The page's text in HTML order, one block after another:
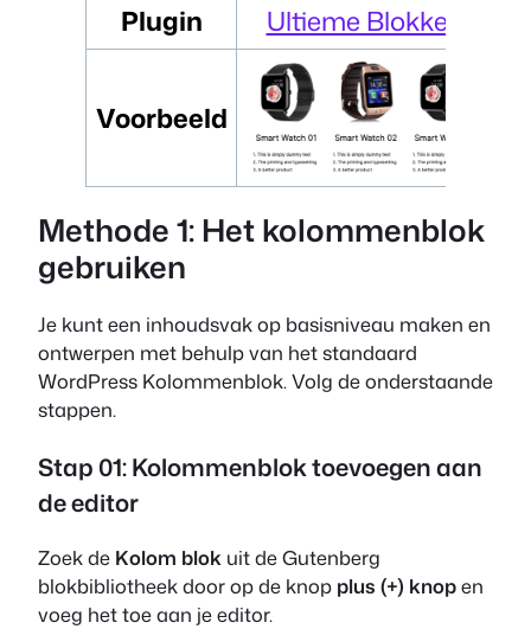
Plugin
Ultieme Blokken
Voorbeeld
Methode 1: Het kolommenblok
gebruiken
Je kunt een inhoudsvak op basisniveau maken en
ontwerpen met behulp van het standaard
WordPress Kolommenblok. Volg de onderstaande
stappen.
Stap 01: Kolommenblok toevoegen aan
de editor
Zoek de Kolom blok uit de Gutenberg
blokbibliotheek door op de knop plus (+) knopen
voeg het toe aan je editor.